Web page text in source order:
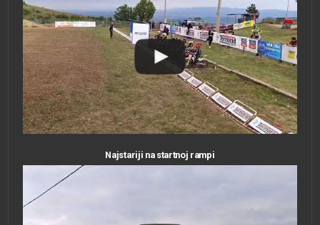
Najstariji na startnoj rampi